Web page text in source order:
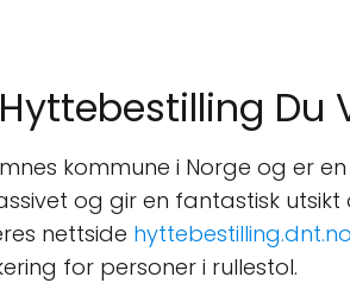
Du
kommune i Norge og er
og gir en fantastisk
nettside hyttebestilling.dnt.no
for personer i rullestol.